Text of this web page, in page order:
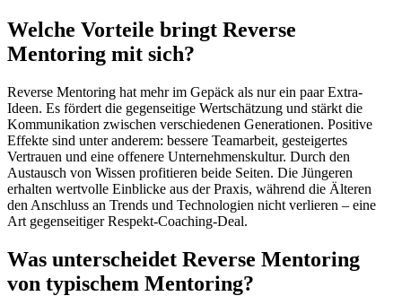
Welche Vorteile bringt Reverse
Mentoring mit sich?
Reverse Mentoring hat mehr im Gepäck als nur ein paar Extra-
Ideen. Es fördert die gegenseitige Wertschätzung und stärkt die
Kommunikation zwischen verschiedenen Generationen. Positive
Effekte sind unter anderem: bessere Teamarbeit, gesteigertes
Vertrauen und eine offenere Unternehmenskultur. Durch den
Austausch von Wissen profitieren beide Seiten. Die Jüngeren
erhalten wertvolle Einblicke aus der Praxis, während die Älteren
den Anschluss an Trends und Technologien nicht verlieren – eine
Art gegenseitiger Respekt-Coaching-Deal.
Was unterscheidet Reverse Mentoring
von typischem Mentoring?